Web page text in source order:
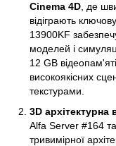
Cinema 4D, де
відіграють
13900KF
моделей і
12 GB
високоякісних
текстурами.
3D архітектурна
Alfa Server #164
тривимірної